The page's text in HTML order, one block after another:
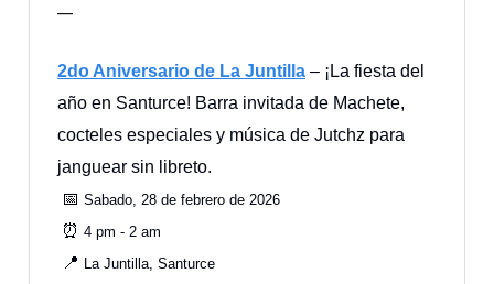
—
2do Aniversario de La Juntilla – ¡La fiesta del
año en Santurce! Barra invitada de Machete,
cocteles especiales y música de Jutchz para
janguear sin libreto.
📅 Sabado, 28 de febrero de 2026
⏰ 4 pm - 2 am
📍 La Juntilla, Santurce